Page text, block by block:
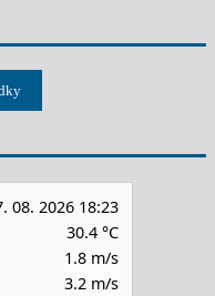
08. 2026 18:23
30.4 °C
1.8 m/s
3.2 m/s